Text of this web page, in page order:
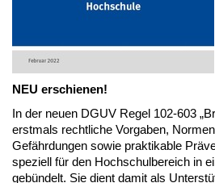
NEU erschienen!
In der neuen DGUV Regel 102-603
erstmals rechtliche Vorgaben,
Gefährdungen sowie praktikable
speziell für den Hochschulbereich in
gebündelt. Sie dient damit als